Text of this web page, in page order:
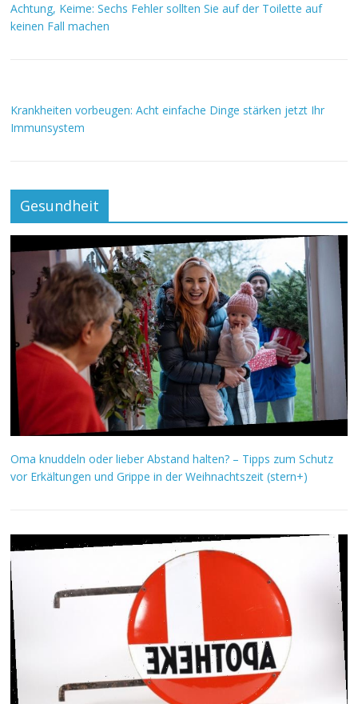
Achtung, Keime: Sechs Fehler sollten Sie auf der Toilette auf
keinen Fall machen
Krankheiten vorbeugen: Acht einfache Dinge stärken jetzt Ihr
Immunsystem
Gesundheit
Oma knuddeln oder lieber Abstand halten? – Tipps zum Schutz
vor Erkältungen und Grippe in der Weihnachtszeit (stern+)